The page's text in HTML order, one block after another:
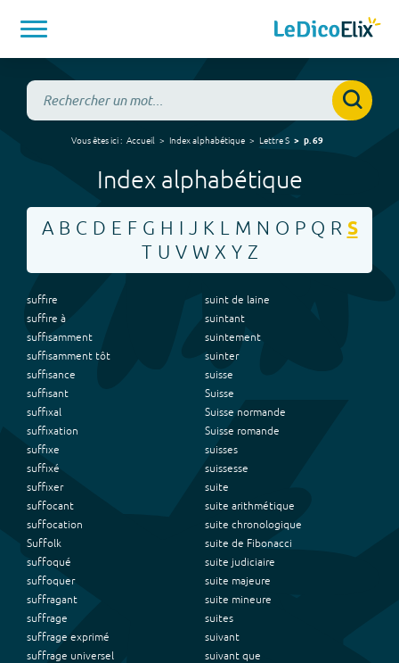
Vous êtes ici : Accueil Index alphabétique LettreS p.69
Index alphabétique
A B C D E F G H I J K L M N O P Q R S
T U V W X Y Z
suffire
suffire à
suffisamment
suffisamment tôt
suffisance
suffisant
suffixal
suffixation
suffixe
suffixé
suffixer
suffocant
suffocation
Suffolk
suffoqué
suffoquer
suffragant
suffrage
suffrage exprimé
suffrage universel
suint de laine
suintant
suintement
suinter
suisse
Suisse
Suisse normande
Suisse romande
suisses
suissesse
suite
suite arithmétique
suite chronologique
suite de Fibonacci
suite judiciaire
suite majeure
suite mineure
suites
suivant
suivant que